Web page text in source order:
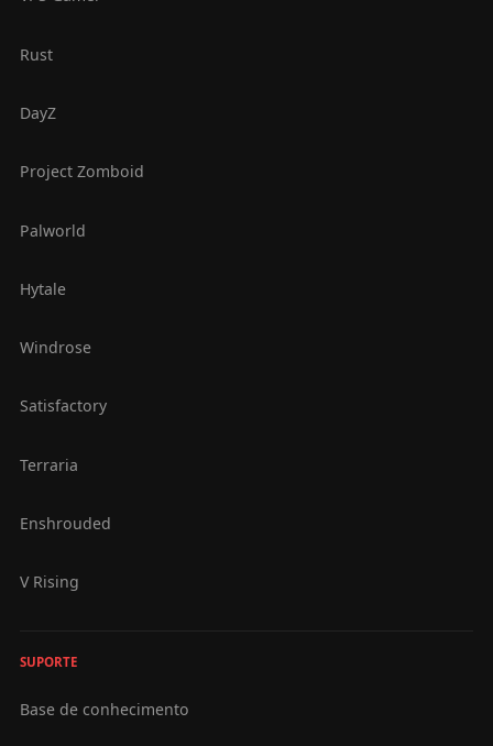
Rust
DayZ
Project Zomboid
Palworld
Hytale
Windrose
Satisfactory
Terraria
Enshrouded
V Rising
SUPORTE
Base de conhecimento